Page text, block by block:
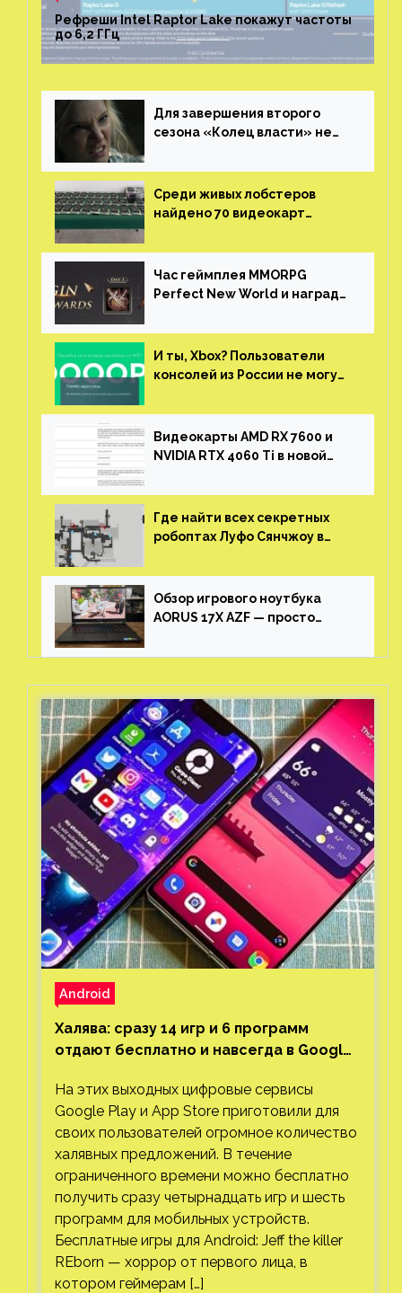
Рефреши Intel Raptor Lake покажут частоты
до 6,2 ГГц
Для завершения второго
сезона «Колец власти» не
Среди живых лобстеров
найдено 70 видеокарт
китайской таможни
Час геймплея MMORPG
Perfect New World и награды
И ты, Xbox? Пользователи
консолей из России не могут
Видеокарты AMD RX 7600 и
NVIDIA RTX 4060 Ti в новой
Где найти всех секретных
робоптах Луфо Сянчжоу в
Обзор игрового ноутбука
AORUS 17X AZF — просто
Android
Халява: сразу 14 игр и 6 программ
отдают бесплатно и навсегда в Google
загрузок
На этих выходных цифровые сервисы
Google Play и App Store приготовили для
своих пользователей огромное количество
халявных предложений. В течение
ограниченного времени можно бесплатно
получить сразу четырнадцать игр и шесть
программ для мобильных устройств.
Бесплатные игры для Android: Jeff the killer
REborn — хоррор от первого лица, в
котором геймерам […]